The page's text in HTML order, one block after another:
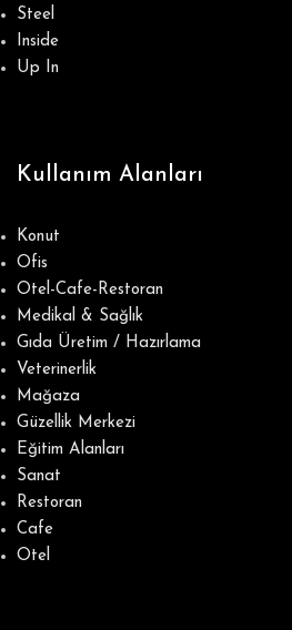
Steel
Inside
Up In
Kullanım Alanları
Konut
Ofis
Otel-Cafe-Restoran
Medikal & Sağlık
Gıda Üretim / Hazırlama
Veterinerlik
Mağaza
Güzellik Merkezi
Eğitim Alanları
Sanat
Restoran
Cafe
Otel